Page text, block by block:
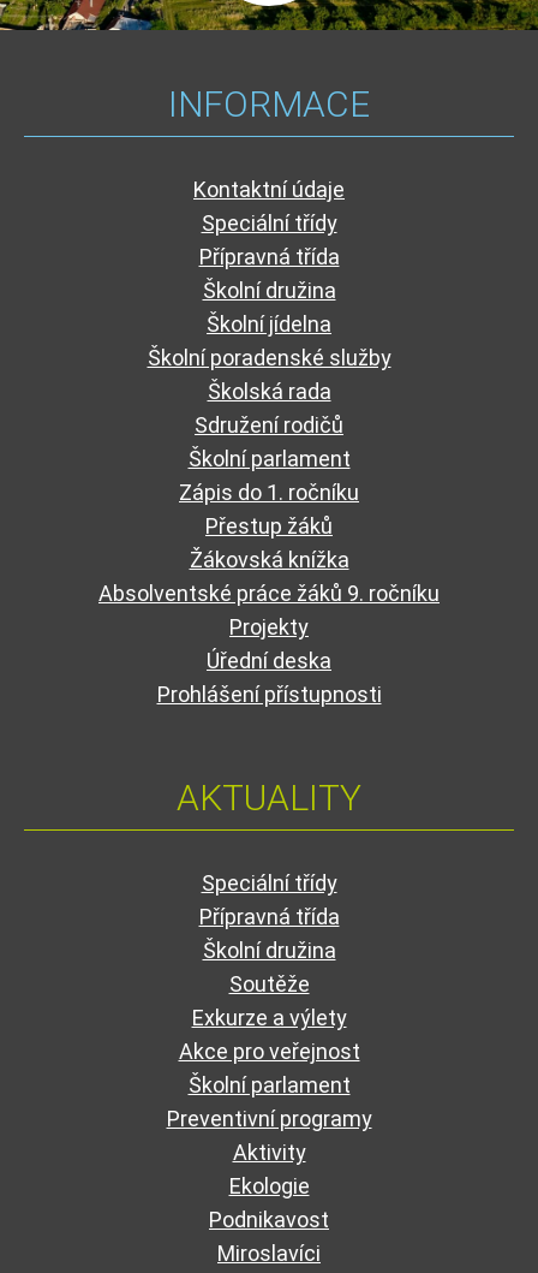
INFORMACE
Kontaktní údaje
Speciální třídy
Přípravná třída
Školní družina
Školní jídelna
Školní poradenské služby
Školská rada
Sdružení rodičů
Školní parlament
Zápis do 1. ročníku
Přestup žáků
Žákovská knížka
Absolventské práce žáků 9. ročníku
Projekty
Úřední deska
Prohlášení přístupnosti
AKTUALITY
Speciální třídy
Přípravná třída
Školní družina
Soutěže
Exkurze a výlety
Akce pro veřejnost
Školní parlament
Preventivní programy
Aktivity
Ekologie
Podnikavost
Miroslavíci